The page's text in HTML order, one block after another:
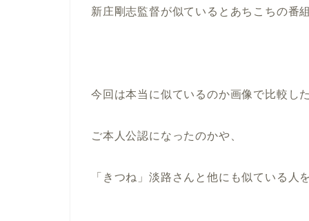
新庄剛志監督が似ているとあちこちの番
今回は本当に似ているのか画像で比較し
ご本人公認になったのかや、
「きつね」淡路さんと他にも似ている人